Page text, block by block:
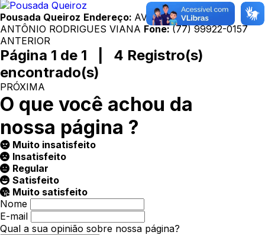
Pousada Queiroz Endereço: AVENIDA CORONEL
ANTÔNIO RODRIGUES VIANA Fone:(77) 99922-0157
ANTERIOR
Página 1 de 1 | 4 Registro(s)
encontrado(s)
PRÓXIMA
O que você achou da
nossa página ?
Muito insatisfeito
Insatisfeito
Regular
Satisfeito
Muito satisfeito
Nome
E-mail
Qual a sua opinião sobre nossa página?